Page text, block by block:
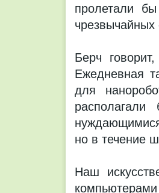
пролетали
Берч
Ежедневная
для
но в течение
Наш